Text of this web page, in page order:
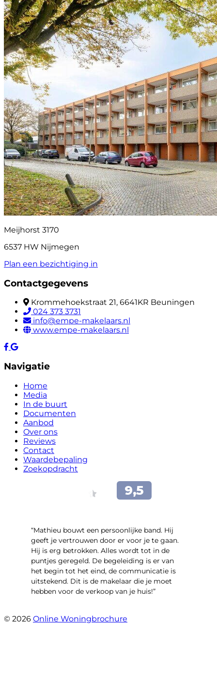
Meijhorst 3170
6537 HW Nijmegen
Plan een bezichtiging in
Contactgegevens
Krommehoekstraat 21, 6641KR Beuningen
024 373 3731
info@empe-makelaars.nl
www.empe-makelaars.nl
Navigatie
Home
Media
In de buurt
Documenten
Aanbod
Over ons
Reviews
Contact
Waardebepaling
Zoekopdracht
“Mathieu bouwt een persoonlijke band. Hij
geeft je vertrouwen door er voor je te gaan.
Hij is erg betrokken. Alles wordt tot in de
puntjes geregeld. De begeleiding is er van
het begin tot het eind, de communicatie is
uitstekend. Dit is de makelaar die je moet
hebben voor de verkoop van je huis!”
© 2026 Online Woningbrochure